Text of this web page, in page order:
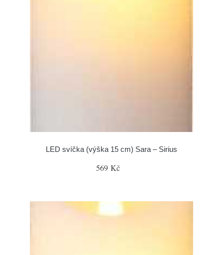
LED svíčka (výška 15 cm) Sara – Sirius
569 Kč